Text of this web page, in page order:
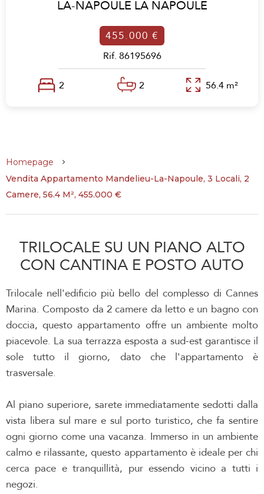
LA-NAPOULE LA NAPOULE
455.000 €
2 2 56.4 m²
Rif. 86195696
Homepage
Vendita Appartamento Mandelieu-La-Napoule, 3 Locali, 2
Camere, 56.4 M², 455.000 €
TRILOCALE SU UN PIANO ALTO
CON CANTINA E POSTO AUTO
Trilocale nell'edificio più bello del complesso di Cannes
Marina. Composto da 2 camere da letto e un bagno con
doccia, questo appartamento offre un ambiente molto
piacevole. La sua terrazza esposta a sud-est garantisce il
sole tutto il giorno, dato che l'appartamento è
trasversale.
Al piano superiore, sarete immediatamente sedotti dalla
vista libera sul mare e sul porto turistico, che fa sentire
ogni giorno come una vacanza. Immerso in un ambiente
calmo e rilassante, questo appartamento è ideale per chi
cerca pace e tranquillità, pur essendo vicino a tutti i
negozi.